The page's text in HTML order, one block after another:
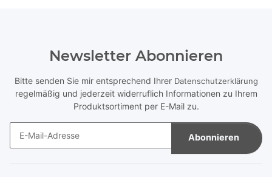
Newsletter Abonnieren
Bitte senden Sie mir entsprechend Ihrer Datenschutzerklärung
regelmäßig und jederzeit widerruflich Informationen zu Ihrem
Produktsortiment per E-Mail zu.
Abonnieren